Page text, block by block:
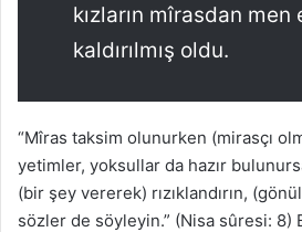
kızların mîrasdan
kaldırılmış oldu.
“Mîras taksim olunurken (mirasçı
yetimler, yoksullar da hazır
(bir şey vererek) rızıklandırın,
sözler de söyleyin.” (Nisa sûresi: 8)